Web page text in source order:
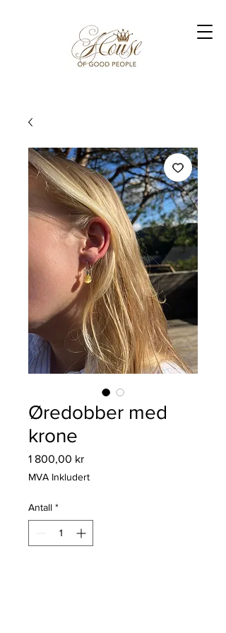
Øredobber med
krone
1 800,00 krPris
MVA Inkludert
Antall *